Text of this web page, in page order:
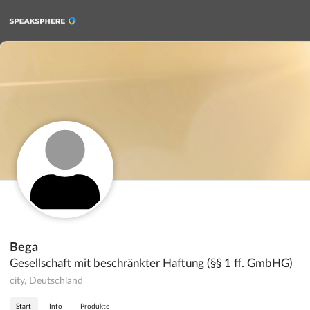
Bega
Gesellschaft mit beschränkter Haftung (§§ 1 ff. GmbHG)
city, Deutschland
Start Info Produkte